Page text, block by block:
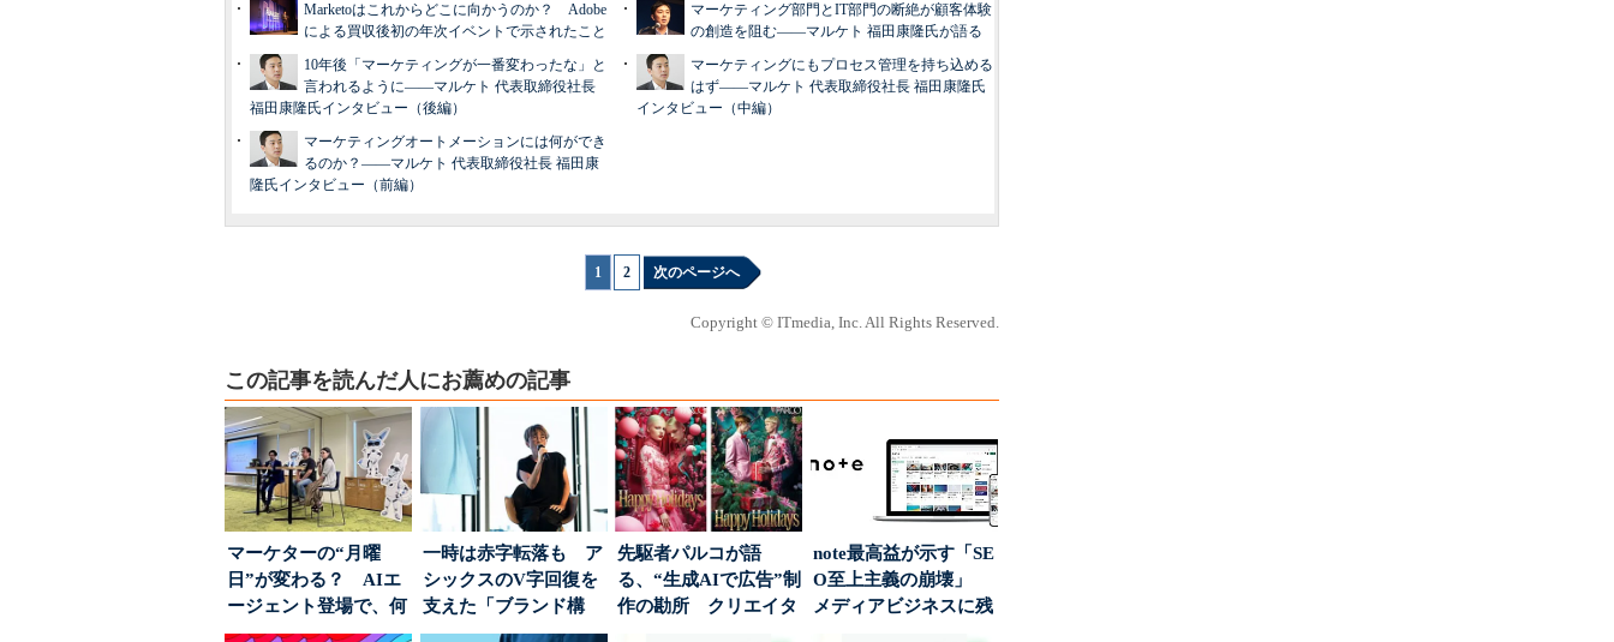
Marketoはこれからどこに向かうのか？ Adobe
による買収後初の年次イベントで示されたこと
マーケティング部門とIT部門の断絶が顧客体験
の創造を阻む――マルケト 福田康隆氏が語る
10年後「マーケティングが一番変わったな」と
言われるように――マルケト 代表取締役社長
福田康隆氏インタビュー（後編）
マーケティングにもプロセス管理を持ち込める
はず――マルケト 代表取締役社長 福田康隆氏
インタビュー（中編）
マーケティングオートメーションには何ができ
るのか？――マルケト 代表取締役社長 福田康
隆氏インタビュー（前編）
1 2 次のページへ
Copyright © ITmedia, Inc. All Rights Reserved.
この記事を読んだ人にお薦めの記事
マーケターの“月曜
日”が変わる？ AIエ
ージェント登場で、何
が起きるか
一時は赤字転落も ア
シックスのV字回復を
支えた「ブランド構
築」の考え方
先駆者パルコが語
る、“生成AIで広告”制
作の勘所 クリエイタ
note最高益が示す「SE
O至上主義の崩壊」
メディアビジネスに残